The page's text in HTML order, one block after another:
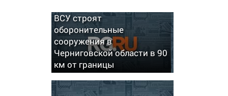
ВСУ строят
оборонительные
сооружения в
Черниговской области в 90
км от границы